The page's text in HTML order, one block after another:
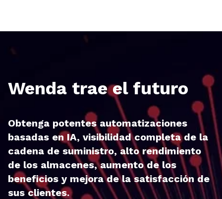
Wenda trae el futuro
Obtenga potentes automatizaciones
basadas en IA, visibilidad completa de la
cadena de suministro, alto rendimiento
de los almacenes, aumento de los
beneficios y mejora de la satisfacción de
sus clientes.